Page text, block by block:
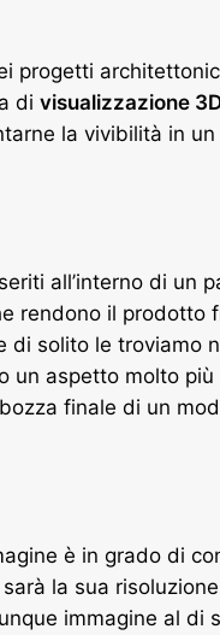
progetti
di visualizzazione
la vivibilità in
all’interno di un
rendono il prodotto
di solito le troviamo
un aspetto molto
finale di un
è in grado di
la sua
immagine al di